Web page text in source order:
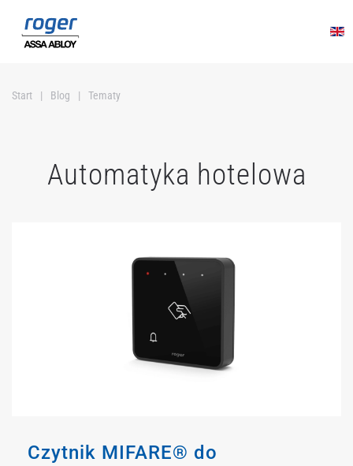
Przejdź do głównej treści
Start Blog Tematy
Automatyka hotelowa
Czytnik MIFARE® do